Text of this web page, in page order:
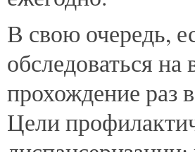
В свою очередь,
обследоваться
прохождение раз
Цели